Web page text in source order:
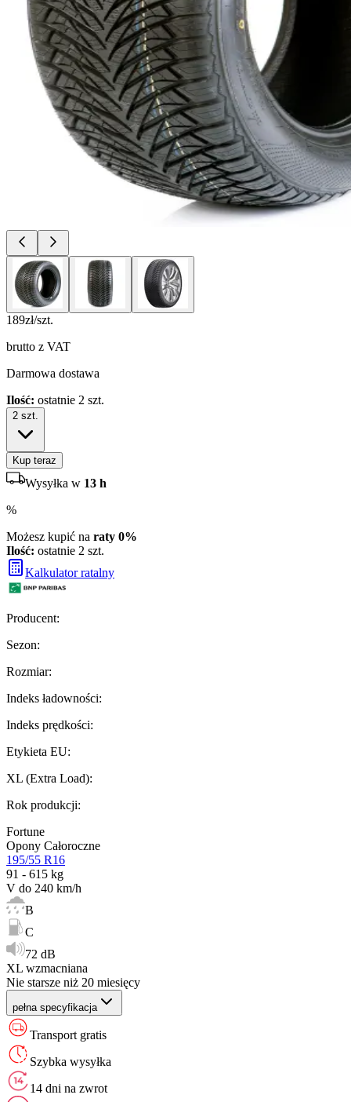
189zł/szt.
brutto z VAT
Darmowa dostawa
Ilość: ostatnie 2 szt.
2 szt.
Kup teraz
Wysyłka w 13 h
%
Możesz kupić na raty 0%
Ilość: ostatnie 2 szt.
Kalkulator ratalny
Producent:
Sezon:
Rozmiar:
Indeks ładowności:
Indeks prędkości:
Etykieta EU:
XL (Extra Load):
Rok produkcji:
Fortune
Opony Całoroczne
195/55 R16
91 - 615 kg
V do 240 km/h
B
C
72 dB
XL wzmacniana
Nie starsze niż 20 miesięcy
pełna specyfikacja
Transport gratis
Szybka wysyłka
14 dni na zwrot